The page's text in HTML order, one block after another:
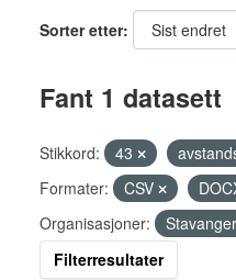
Sorter etter
Fant 1 datasett
Stikkord: 43
Formater:
CSV
Organisasjoner:
Filterresultater